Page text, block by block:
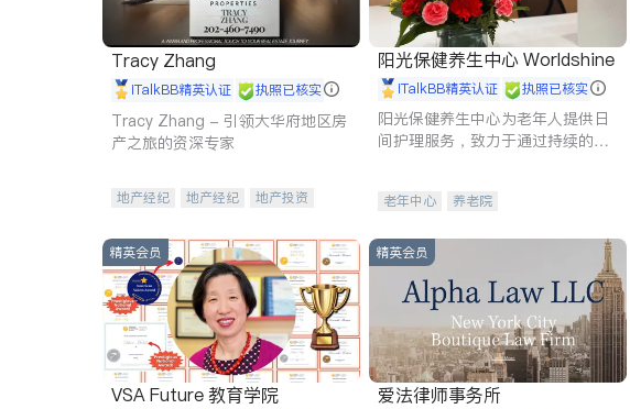
Tracy Zhang
iTalkBB精英认证 执照已核实
Tracy Zhang - 引领大华府地区房
产之旅的资深专家
地产经纪 地产经纪
地产投资
阳光保健养生中心 Worldshine
iTalkBB精英认证 执照已核实
阳光保健养生中心为老年人提供日
间护理服务，致力于通过持续的护
老年中心 养老院
精英会员
VSA Future 教育学院
精英会员
爱法律师事务所